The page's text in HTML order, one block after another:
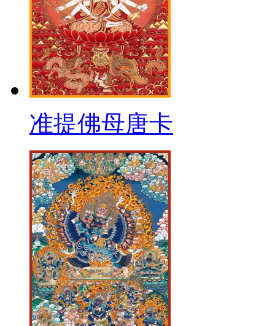
准提佛母唐卡